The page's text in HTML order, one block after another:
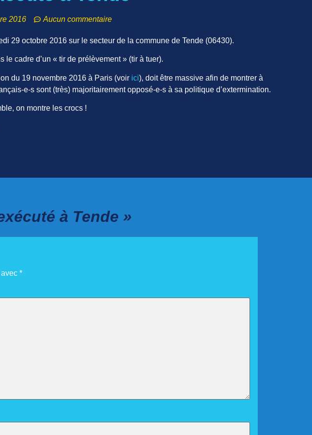
2016 Aucun commentaire
29 octobre 2016 sur le secteur de la commune de Tende (06430).
le cadre d’un « tir de prélèvement » (tir à tuer).
du 19 novembre 2016 à Paris (voir ici), doit être massive afin de montrer à
e-s sont (très) majoritairement opposé-e-s à sa politique d’extermination.
on montre les crocs !
à Tende »
*